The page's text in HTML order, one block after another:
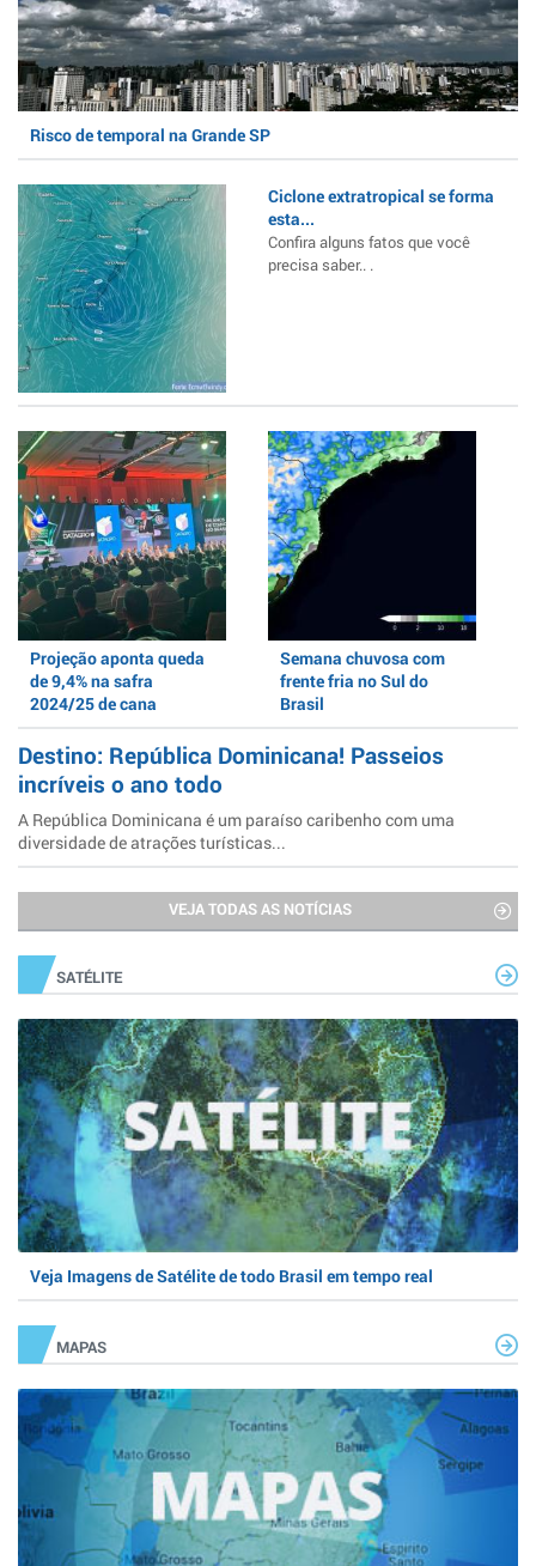
Risco de temporal na Grande SP
Ciclone extratropical se forma
esta...
Confira alguns fatos que você
precisa saber.. .
Projeção aponta queda
de 9,4% na safra
2024/25 de cana
Semana chuvosa com
frente fria no Sul do
Brasil
Destino: República Dominicana! Passeios
incríveis o ano todo
A República Dominicana é um paraíso caribenho com uma
diversidade de atrações turísticas...
VEJA TODAS AS NOTÍCIAS
SATÉLITE
Veja Imagens de Satélite de todo Brasil em tempo real
MAPAS